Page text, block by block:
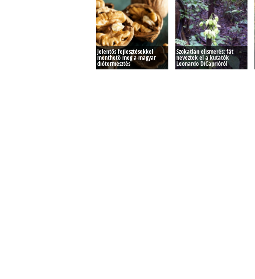
Jelentős fejlesztésekkel
menthető meg a magyar
diótermesztés
Szokatlan elismerés: fát
neveztek el a kutatók
Leonardo DiCaprióról